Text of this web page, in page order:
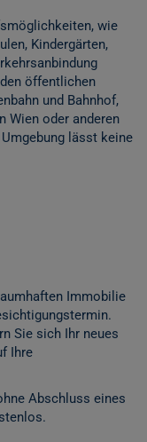
wie
Kindergärten,
öffentlichen
und Bahnhof,
Wien oder anderen
lässt keine
Immobilie
Sie sich Ihr neues
Ihre
Abschluss eines